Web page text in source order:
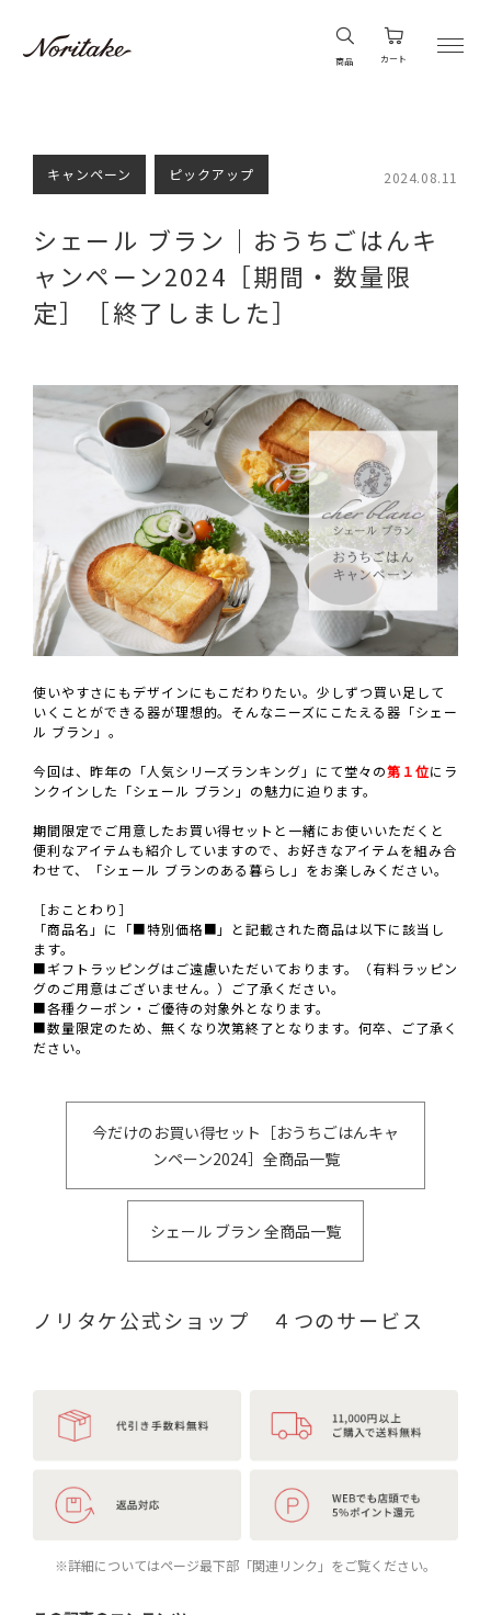
商品 カート
キャンペーン ピックアップ 2024.08.11
シェール ブラン｜おうちごはんキ
ャンペーン2024［期間・数量限
定］［終了しました］
使いやすさにもデザインにもこだわりたい。少しずつ買い足して
いくことができる器が理想的。そんなニーズにこたえる器「シェー
ル ブラン」。
今回は、昨年の「人気シリーズランキング」にて堂々の第１位にラ
ンクインした「シェール ブラン」の魅力に迫ります。
期間限定でご用意したお買い得セットと一緒にお使いいただくと
便利なアイテムも紹介していますので、お好きなアイテムを組み合
わせて、「シェール ブランのある暮らし」をお楽しみください。
［おことわり］
「商品名」に「■特別価格■」と記載された商品は以下に該当し
ます。
■ギフトラッピングはご遠慮いただいております。（有料ラッピン
グのご用意はございません。）ご了承ください。
■各種クーポン・ご優待の対象外となります。
■数量限定のため、無くなり次第終了となります。何卒、ご了承く
ださい。
今だけのお買い得セット［おうちごはんキャ
ンペーン2024］全商品一覧
シェール ブラン 全商品一覧
ノリタケ公式ショップ ４つのサービス
※詳細についてはページ最下部「関連リンク」をご覧ください。